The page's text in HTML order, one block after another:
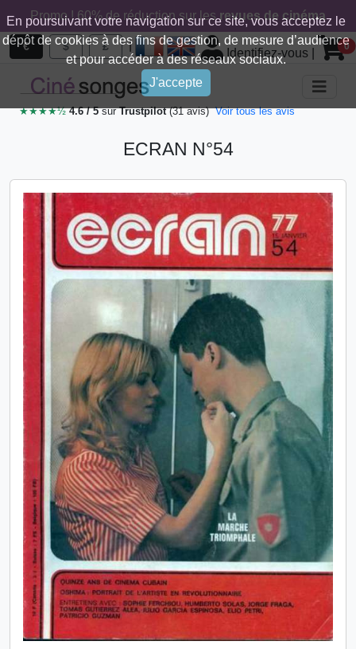
En poursuivant votre navigation sur ce site, vous acceptez le
dépôt de cookies à des fins de gestion, de mesure d’audience
et pour accéder à des réseaux sociaux.
J'accepte
Promo ! 60% de réduction sur lesrevues de cinéma
€ $ £ |
Identifiez-vous 0
★★★★½4.6 / 5surTrustpilot(31 avis) Voir tous les avis
ECRAN N°54